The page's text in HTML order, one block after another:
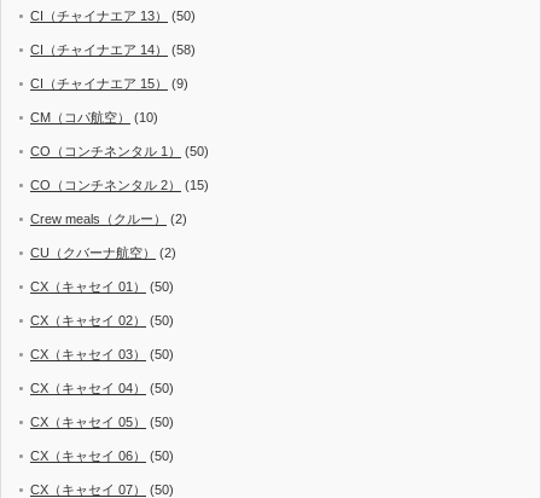
CI（チャイナエア 13） (50)
CI（チャイナエア 14） (58)
CI（チャイナエア 15） (9)
CM（コパ航空） (10)
CO（コンチネンタル 1） (50)
CO（コンチネンタル 2） (15)
Crew meals（クルー） (2)
CU（クバーナ航空） (2)
CX（キャセイ 01） (50)
CX（キャセイ 02） (50)
CX（キャセイ 03） (50)
CX（キャセイ 04） (50)
CX（キャセイ 05） (50)
CX（キャセイ 06） (50)
CX（キャセイ 07） (50)